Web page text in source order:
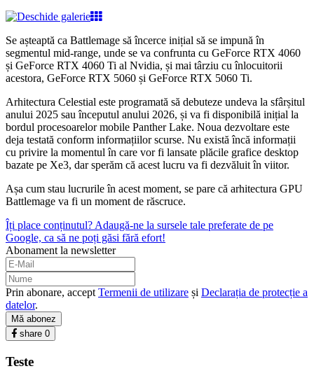
Se așteaptă ca Battlemage să încerce inițial să se impună în
segmentul mid-range, unde se va confrunta cu GeForce RTX 4060
și GeForce RTX 4060 Ti al Nvidia, și mai târziu cu înlocuitorii
acestora, GeForce RTX 5060 și GeForce RTX 5060 Ti.
Arhitectura Celestial este programată să debuteze undeva la sfârșitul
anului 2025 sau începutul anului 2026, și va fi disponibilă inițial la
bordul procesoarelor mobile Panther Lake. Noua dezvoltare este
deja testată conform informațiilor scurse. Nu există încă informații
cu privire la momentul în care vor fi lansate plăcile grafice desktop
bazate pe Xe3, dar sperăm că acest lucru va fi dezvăluit în viitor.
Așa cum stau lucrurile în acest moment, se pare că arhitectura GPU
Battlemage va fi un moment de răscruce.
Îți place conținutul? Adaugă-ne la sursele tale preferate de pe
Google, ca să ne poți găsi fără efort!
Abonament la newsletter
Prin abonare, accept Termenii de utilizare și Declarația de protecție a
datelor.
Mă abonez
share 0
Teste